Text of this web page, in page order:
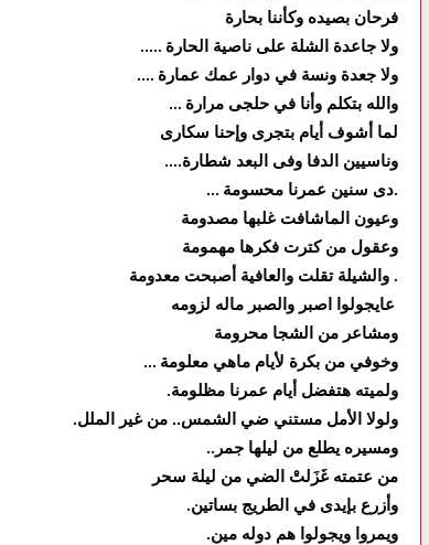
فرحان بصيده وكأننا بحارة
ولا جاعدة الشلة على ناصية الحارة .....
ولا جعدة ونسة في دوار عمك عمارة ....
والله بتكلم وأنا في حلجى مرارة ...
لما أشوف أيام بتجرى وإحنا سكارى
وناسيين الدفا وفى البعد شطارة....
.دى سنين عمرنا محسومة ...
وعيون الماشافت غلبها مصدومة
وعقول من كترت فكرها مهمومة
. والشيلة تقلت والعافية أصبحت معدومة
عايجولوا اصبر والصبر ماله لزومه
ومشاعر من الشجا محرومة
وخوفي من بكرة لأيام ماهي معلومة ...
ولميته هتفضل أيام عمرنا مظلومة.
ولولا الأمل مستني ضي الشمس.. من غير الملل.
ومسيره يطلع من ليلها جمر ..
من عتمته غَزَلتْ الضي من ليلة سحر
وأزرع بإيدى في الطريج بساتين.
ويمروا ويجولوا هم دوله مين.